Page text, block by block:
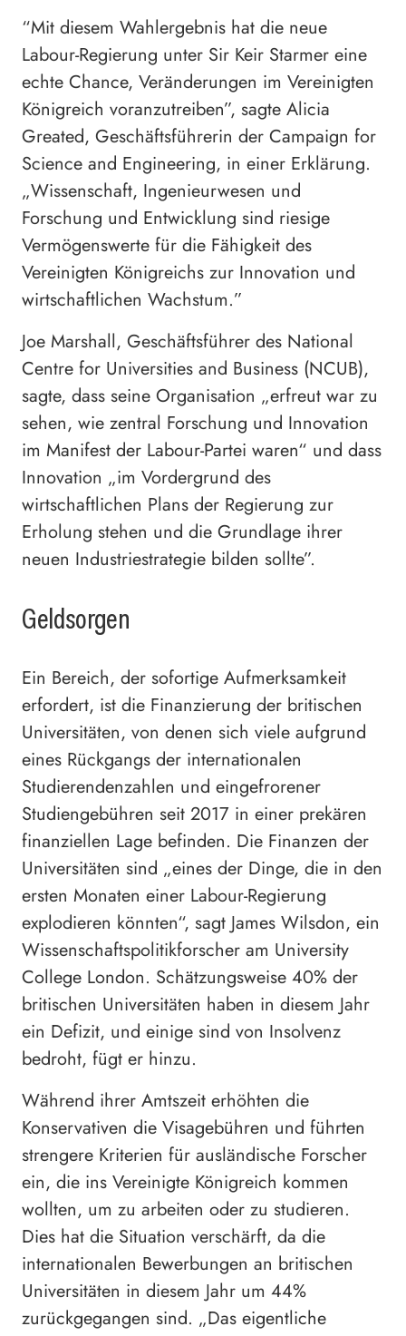
“Mit diesem Wahlergebnis hat die neue
Labour-Regierung unter Sir Keir Starmer eine
echte Chance, Veränderungen im Vereinigten
Königreich voranzutreiben”, sagte Alicia
Greated, Geschäftsführerin der Campaign for
Science and Engineering, in einer Erklärung.
„Wissenschaft, Ingenieurwesen und
Forschung und Entwicklung sind riesige
Vermögenswerte für die Fähigkeit des
Vereinigten Königreichs zur Innovation und
wirtschaftlichen Wachstum.”
Joe Marshall, Geschäftsführer des National
Centre for Universities and Business (NCUB),
sagte, dass seine Organisation „erfreut war zu
sehen, wie zentral Forschung und Innovation
im Manifest der Labour-Partei waren“ und dass
Innovation „im Vordergrund des
wirtschaftlichen Plans der Regierung zur
Erholung stehen und die Grundlage ihrer
neuen Industriestrategie bilden sollte”.
Geldsorgen
Ein Bereich, der sofortige Aufmerksamkeit
erfordert, ist die Finanzierung der britischen
Universitäten, von denen sich viele aufgrund
eines Rückgangs der internationalen
Studierendenzahlen und eingefrorener
Studiengebühren seit 2017 in einer prekären
finanziellen Lage befinden. Die Finanzen der
Universitäten sind „eines der Dinge, die in den
ersten Monaten einer Labour-Regierung
explodieren könnten“, sagt James Wilsdon, ein
Wissenschaftspolitikforscher am University
College London. Schätzungsweise 40% der
britischen Universitäten haben in diesem Jahr
ein Defizit, und einige sind von Insolvenz
bedroht, fügt er hinzu.
Während ihrer Amtszeit erhöhten die
Konservativen die Visagebühren und führten
strengere Kriterien für ausländische Forscher
ein, die ins Vereinigte Königreich kommen
wollten, um zu arbeiten oder zu studieren.
Dies hat die Situation verschärft, da die
internationalen Bewerbungen an britischen
Universitäten in diesem Jahr um 44%
zurückgegangen sind. „Das eigentliche